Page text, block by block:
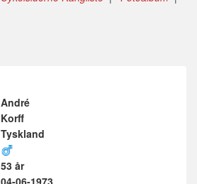
André
Korff
Tyskland
53 år
04-06-1973